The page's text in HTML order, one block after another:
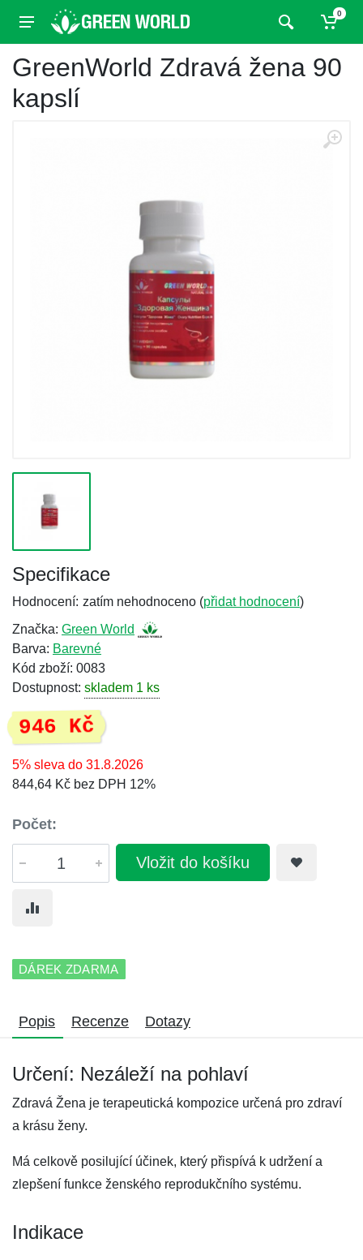
0
GreenWorld Zdravá žena 90
kapslí
Specifikace
Hodnocení: zatím nehodnoceno (přidat hodnocení)
Značka: Green World
Barva: Barevné
Kód zboží: 0083
Dostupnost: skladem 1 ks
946 Kč
5% sleva do 31.8.2026
844,64 Kč bez DPH 12%
Počet:
Vložit do košíku
DÁREK ZDARMA
Popis Recenze Dotazy
Určení: Nezáleží na pohlaví
Zdravá Žena je terapeutická kompozice určená pro zdraví
a krásu ženy.
Má celkově posilující účinek, který přispívá k udržení a
zlepšení funkce ženského reprodukčního systému.
Indikace